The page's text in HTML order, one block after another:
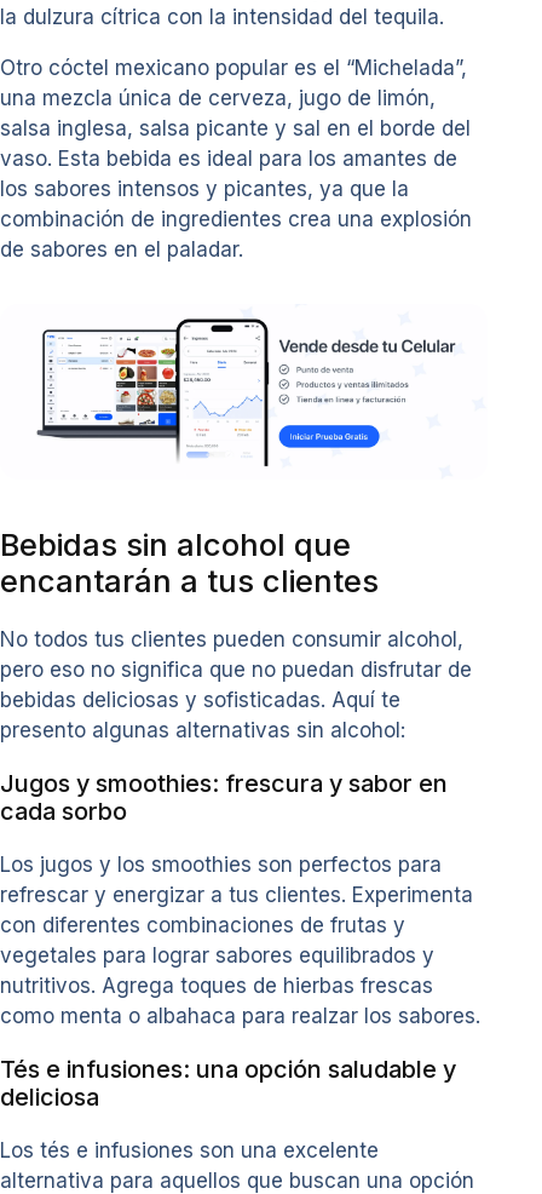
la dulzura cítrica con la intensidad del tequila.
Otro cóctel mexicano popular es el “Michelada”,
una mezcla única de cerveza, jugo de limón,
salsa inglesa, salsa picante y sal en el borde del
vaso. Esta bebida es ideal para los amantes de
los sabores intensos y picantes, ya que la
combinación de ingredientes crea una explosión
de sabores en el paladar.
Bebidas sin alcohol que
encantarán a tus clientes
No todos tus clientes pueden consumir alcohol,
pero eso no significa que no puedan disfrutar de
bebidas deliciosas y sofisticadas. Aquí te
presento algunas alternativas sin alcohol:
Jugos y smoothies: frescura y sabor en
cada sorbo
Los jugos y los smoothies son perfectos para
refrescar y energizar a tus clientes. Experimenta
con diferentes combinaciones de frutas y
vegetales para lograr sabores equilibrados y
nutritivos. Agrega toques de hierbas frescas
como menta o albahaca para realzar los sabores.
Tés e infusiones: una opción saludable y
deliciosa
Los tés e infusiones son una excelente
alternativa para aquellos que buscan una opción